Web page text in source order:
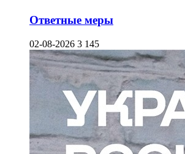
Ответные меры
02-08-2026 3 145